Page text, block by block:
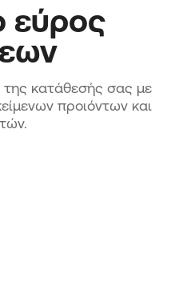
εύρος
κατάθεσής σας με
προιόντων και